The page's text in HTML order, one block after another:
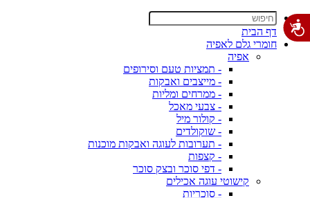
דף הבית
חומרי גלם לאפיה
אפיה
- תמציות טעם וסירופים
- מייצבים ואבקות
- ממרחים ומליות
- צבעי מאכל
- קולור מיל
- שוקולדים
- תערובות לעוגה ואבקות מוכנות
- קצפות
- דפי סוכר ובצק סוכר
קישוטי עוגה אכילים
- סוכריות